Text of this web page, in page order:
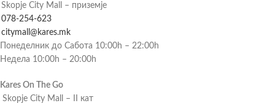
Skopje City Mall – приземје
078-254-623
citymall@kares.mk
Понеделник до Сабота 10:00h – 22:00h
Недела 10:00h – 20:00h
Kares On The Go
Skopje City Mall – II кат